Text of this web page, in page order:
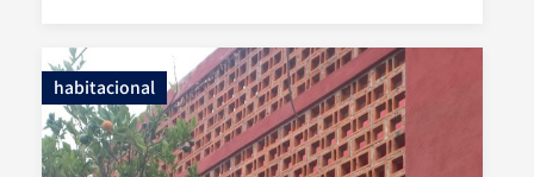
habitacional